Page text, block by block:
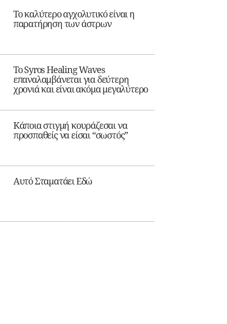
Το καλύτερο αγχολυτικό είναι η
παρατήρηση των άστρων
Το Syros Healing Waves
επαναλαμβάνεται για δεύτερη
χρονιά και είναι ακόμα μεγαλύτερο
Κάποια στιγμή κουράζεσαι να
προσπαθείς να είσαι “σωστός”
Αυτό Σταματάει Εδώ